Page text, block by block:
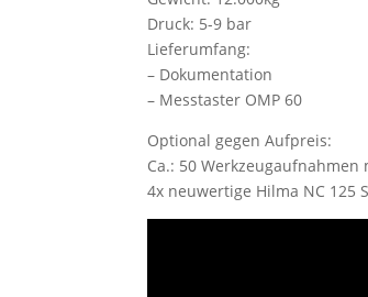
Druck: 5-9 bar
Lieferumfang:
– Dokumentation
– Messtaster OMP 60
Optional gegen Aufpreis:
Ca.: 50 Werkzeugaufnahmen
4x neuwertige Hilma NC 125